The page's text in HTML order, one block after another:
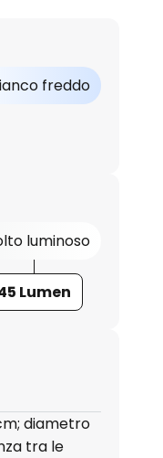
freddo
luminoso
Lumen
diametro
tra le